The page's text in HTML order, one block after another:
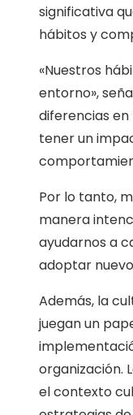
significativa
hábitos y
«Nuestros
entorno»,
diferencias
tener un
Por lo tanto,
manera
ayudarnos a
adoptar
Además, la
juegan un
organización.
el contexto